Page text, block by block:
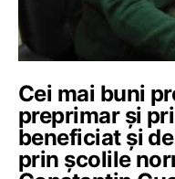
Cei mai buni
preprimar și
beneficiat și
prin școlile